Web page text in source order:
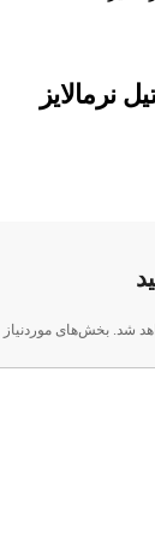
نرمالایز
شد. بخش‌های